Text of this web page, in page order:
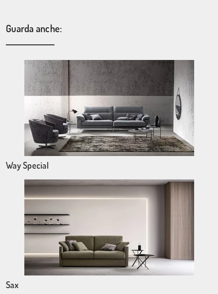
Guarda anche:
Way Special
Sax